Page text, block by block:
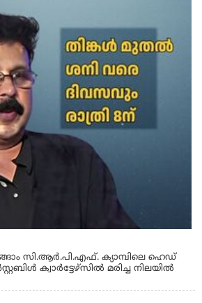
സി.ആർ.പി.എഫ്. ക്യാമ്പിലെ ഹെഡ്
ക്വാർട്ടേഴ്സിൽ മരിച്ച നിലയിൽ